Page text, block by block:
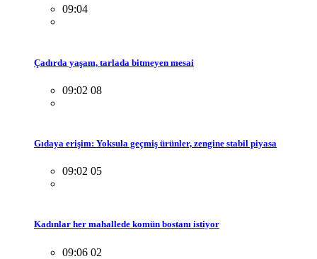
09:04
Çadırda yaşam, tarlada bitmeyen mesai
09:02 08
Gıdaya erişim: Yoksula geçmiş ürünler, zengine stabil piyasa
09:02 05
Kadınlar her mahallede komün bostanı istiyor
09:06 02